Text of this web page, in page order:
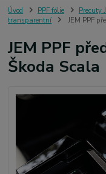
Úvod PPF fólie Precuty
transparentní
JEM PPF
JEM PPF
Škoda Scala